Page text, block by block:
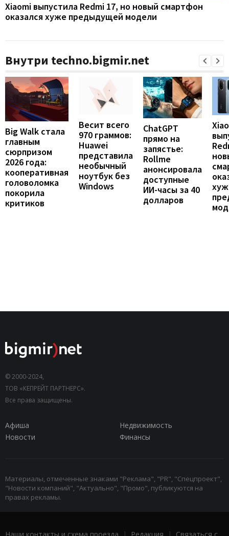
Xiaomi выпустила Redmi 17, но новый смартфон
оказался хуже предыдущей модели
Внутри techno.bigmir.net
Big Walk стала
главным
сюрпризом
2026 года:
кооперативная
головоломка
покорила
критиков
Весит всего
970 граммов:
Huawei
представила
необычный
ноутбук без
Windows
ChatGPT
прямо на
запястье:
Rollme
анонсировала
доступные
ИИ-часы за 40
долларов
© 2000-2024,
ТОВ «КЕПРЕЙТ ПАРТНЕРС».
Все права защищены.
Афиша
Недвижимость
Новости
Финансы
Материалы, отмеченные знаками "Реклама", "PR", "Спецпроект",
"Новости компаний", "Актуально", "Промо", публикуются на
правах рекламы.